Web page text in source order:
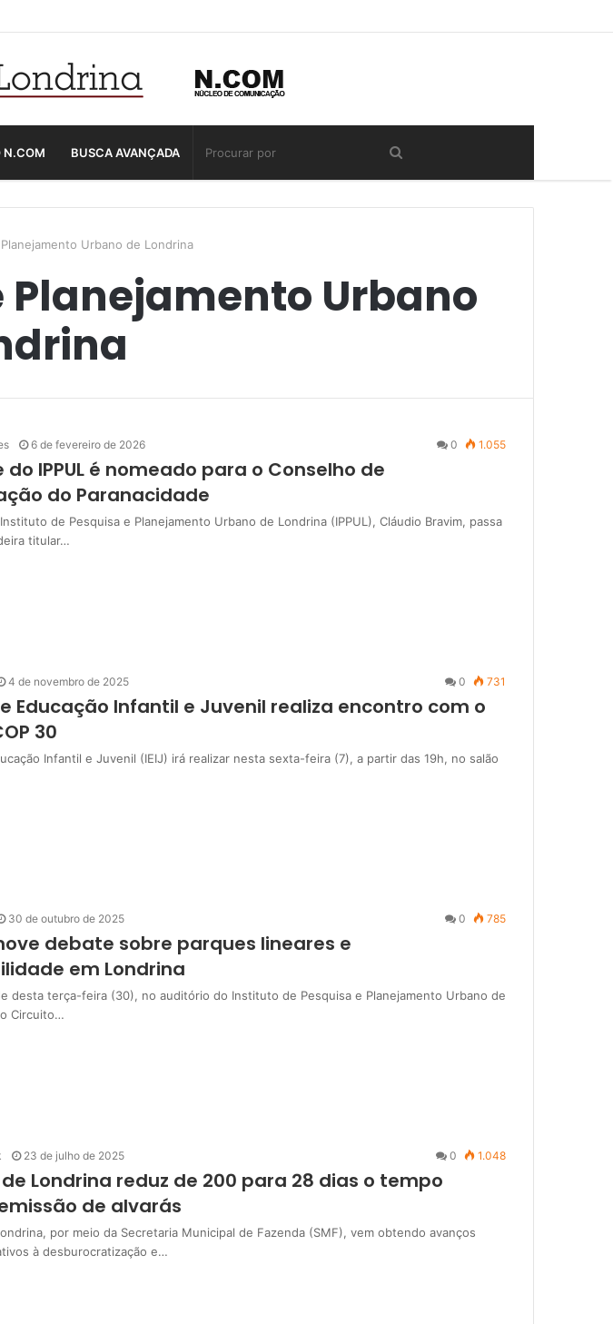
N.COM BUSCA AVANÇADA
Urbano de Londrina
Urbano
6 de fevereiro de 2026 0 1.055
do IPPUL é nomeado para o Conselho de
do Paranacidade
de Pesquisa e Planejamento Urbano de Londrina (IPPUL), Cláudio Bravim, passa
titular…
4 de novembro de 2025 0 731
Educação Infantil e Juvenil realiza encontro com o
30
Infantil e Juvenil (IEIJ) irá realizar nesta sexta-feira (7), a partir das 19h, no salão
30 de outubro de 2025 0 785
debate sobre parques lineares e
em Londrina
desta terça-feira (30), no auditório do Instituto de Pesquisa e Planejamento Urbano de
Circuito…
23 de julho de 2025 0 1.048
Londrina reduz de 200 para 28 dias o tempo
de alvarás
por meio da Secretaria Municipal de Fazenda (SMF), vem obtendo avanços
à desburocratização e…